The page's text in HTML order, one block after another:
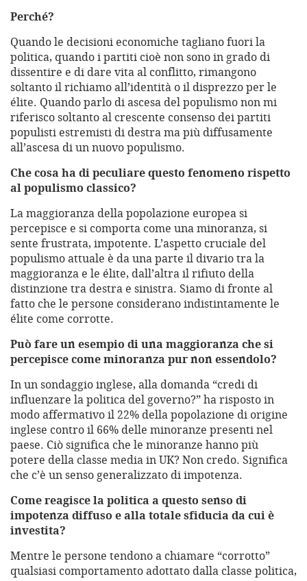
Perché?
Quando le decisioni economiche tagliano fuori la
politica, quando i partiti cioè non sono in grado di
dissentire e di dare vita al conflitto, rimangono
soltanto il richiamo all’identità o il disprezzo per le
élite. Quando parlo di ascesa del populismo non mi
riferisco soltanto al crescente consenso dei partiti
populisti estremisti di destra ma più diffusamente
all’ascesa di un nuovo populismo.
Che cosa ha di peculiare questo fenomeno rispetto
al populismo classico?
La maggioranza della popolazione europea si
percepisce e si comporta come una minoranza, si
sente frustrata, impotente. L’aspetto cruciale del
populismo attuale è da una parte il divario tra la
maggioranza e le élite, dall’altra il rifiuto della
distinzione tra destra e sinistra. Siamo di fronte al
fatto che le persone considerano indistintamente le
élite come corrotte.
Può fare un esempio di una maggioranza che si
percepisce come minoranza pur non essendolo?
In un sondaggio inglese, alla domanda “credi di
influenzare la politica del governo?” ha risposto in
modo affermativo il 22% della popolazione di origine
inglese contro il 66% delle minoranze presenti nel
paese. Ciò significa che le minoranze hanno più
potere della classe media in UK? Non credo. Significa
che c’è un senso generalizzato di impotenza.
Come reagisce la politica a questo senso di
impotenza diffuso e alla totale sfiducia da cui è
investita?
Mentre le persone tendono a chiamare “corrotto”
qualsiasi comportamento adottato dalla classe politica,